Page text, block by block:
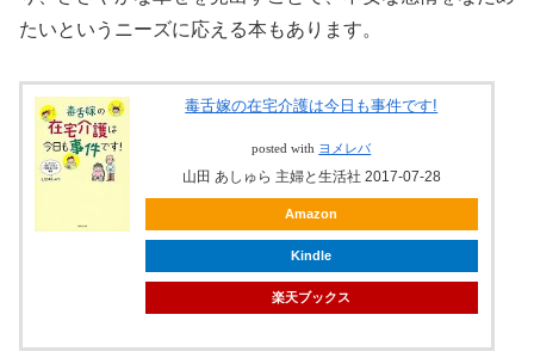
たいというニーズに応える本もあります。
毒舌嫁の在宅介護は今日も事件です!
posted with ヨメレバ
山田 あしゅら 主婦と生活社 2017-07-28
Amazon
Kindle
楽天ブックス